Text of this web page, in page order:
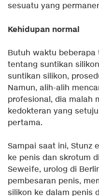
sesuatu yang
Kehidupan normal
Butuh waktu
tentang suntikan
suntikan silikon,
Namun, alih-alih
profesional, dia malah
kedokteran yang
pertama.
Sampai saat ini, Stunz
ke penis dan skrotum
Seweife, urolog di
pembesaran penis,
silikon ke dalam penis